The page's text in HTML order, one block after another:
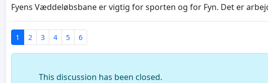
Fyens Væddeløbsbane er vigtig for sporten og for Fyn. Det er
1 2 3 4 5 6
This discussion has been closed.